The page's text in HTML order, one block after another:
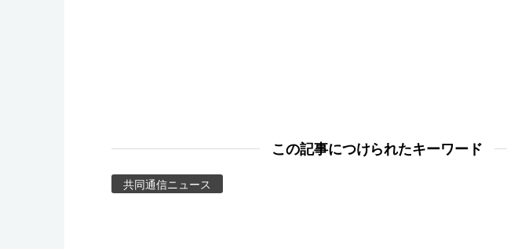
この記事につけられたキーワード
共同通信ニュース